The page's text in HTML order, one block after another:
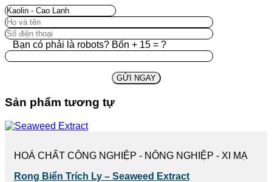
Bạn có phải là robots? Bốn + 15 = ?
Sản phẩm tương tự
HOÁ CHẤT CÔNG NGHIỆP - NÔNG NGHIỆP - XI MẠ
Rong Biển Trích Ly – Seaweed Extract